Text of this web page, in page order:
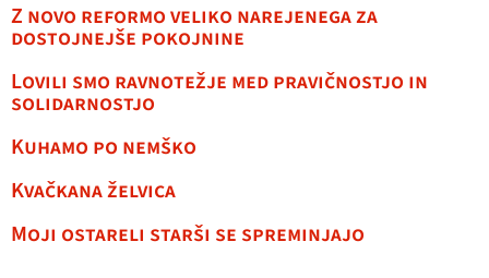
Z novo reformo veliko narejenega za
dostojnejše pokojnine
Lovili smo ravnotežje med pravičnostjo in
solidarnostjo
Kuhamo po nemško
Kvačkana želvica
Moji ostareli starši se spreminjajo